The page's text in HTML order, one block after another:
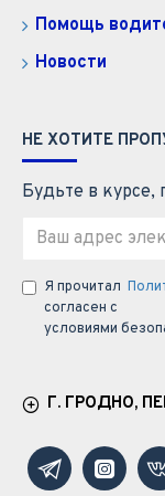
Помощь
Новости
НЕ ХОТИТЕ
Будьте в курсе,
Я прочитал
согласен с
условиями
Г. ГРОДНО,